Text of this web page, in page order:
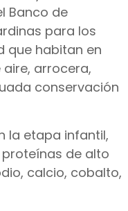
Banco de
para los
que habitan en
arrocera,
conservación
la etapa infantil,
de alto
calcio, cobalto,